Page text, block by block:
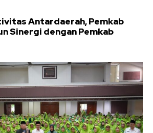
Antardaerah, Pemkab
Sinergi dengan Pemkab